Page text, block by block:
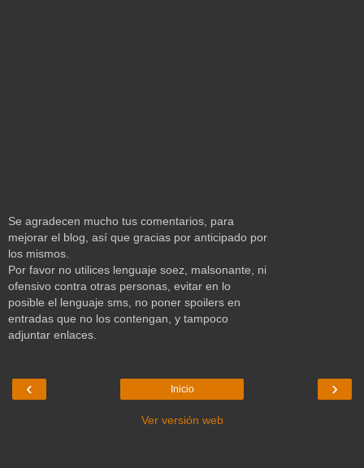
Se agradecen mucho tus comentarios, para
mejorar el blog, así que gracias por anticipado por
los mismos.
Por favor no utilices lenguaje soez, malsonante, ni
ofensivo contra otras personas, evitar en lo
posible el lenguaje sms, no poner spoilers en
entradas que no los contengan, y tampoco
adjuntar enlaces.
‹ ›
Inicio
Ver versión web